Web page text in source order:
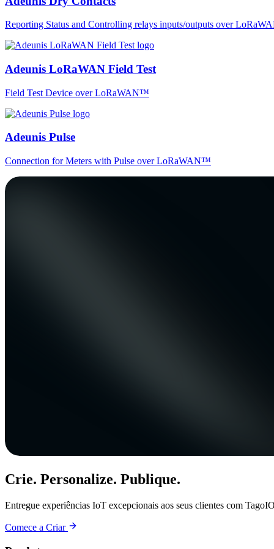
Reporting Status and Controlling relays inputs/outputs over
Adeunis LoRaWAN Field Test
Field Test Device over LoRaWAN™
Adeunis Pulse
Connection for Meters with Pulse over LoRaWAN™
Crie. Personalize. Publique.
Entregue experiências IoT excepcionais aos seus clientes com
Comece a Criar